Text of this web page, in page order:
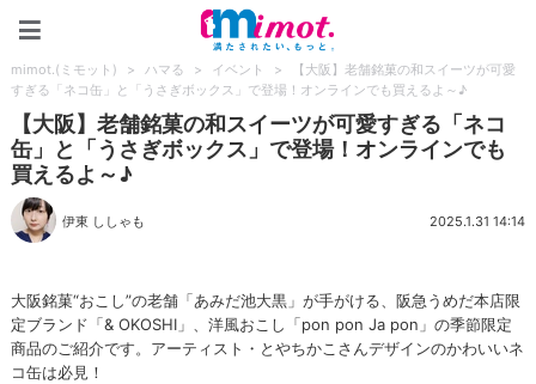
mimot.(ミモット) > ハマる > イベント >
【大阪】老舗銘菓の和スイーツが可愛
すぎる「ネコ缶」と「うさぎボックス」で登場！オンラインでも買えるよ～♪
【大阪】老舗銘菓の和スイーツが可愛すぎる「ネコ
缶」と「うさぎボックス」で登場！オンラインでも
買えるよ～♪
伊東 ししゃも 2025.1.31 14:14
大阪銘菓“おこし”の老舗「あみだ池大黒」が手がける、阪急うめだ本店限
定ブランド「& OKOSHI」、洋風おこし「pon pon Ja pon」の季節限定
商品のご紹介です。アーティスト・とやちかこさんデザインのかわいいネ
コ缶は必見！